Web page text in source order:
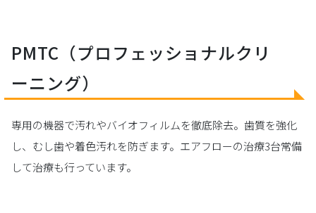
PMTC（プロフェッショナルクリ
ーニング）
専用の機器で汚れやバイオフィルムを徹底除去。歯質を強化
し、むし歯や着色汚れを防ぎます。エアフローの治療3台常備
して治療も行っています。